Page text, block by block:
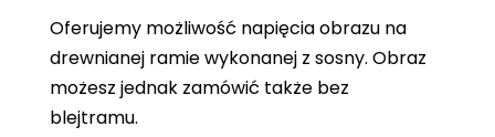
Oferujemy możliwość napięcia obrazu na
drewnianej ramie wykonanej z sosny. Obraz
możesz jednak zamówić także bez
blejtramu.